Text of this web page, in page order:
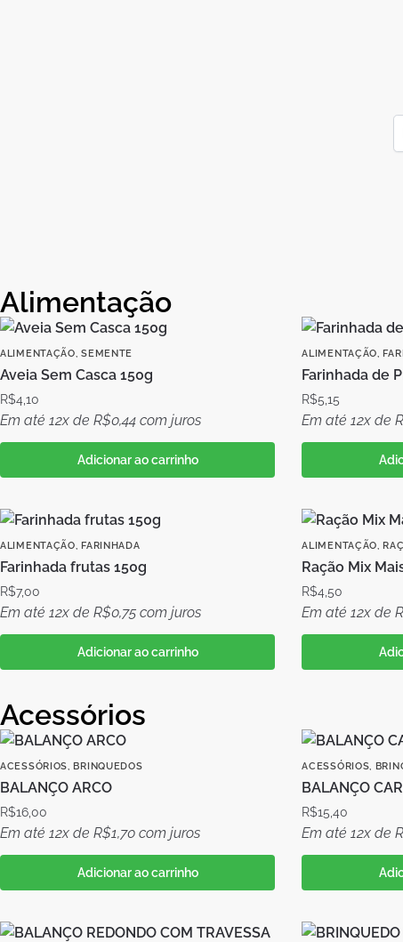
Alimentação
ALIMENTAÇÃO,SEMENTE
Aveia Sem Casca 150g
R$4,10
Em até 12x de R$0,44 com juros
Adicionar ao carrinho
ALIMENTAÇÃO,
Farinhada de
R$5,15
Em até 12x de
ALIMENTAÇÃO, FARINHADA
Farinhada frutas 150g
R$7,00
Em até 12x de R$0,75 com juros
Adicionar ao carrinho
ALIMENTAÇÃO,
Ração Mix
R$4,50
Em até 12x de
Acessórios
ACESSÓRIOS, BRINQUEDOS
BALANÇO ARCO
R$16,00
Em até 12x de R$1,70 com juros
Adicionar ao carrinho
ACESSÓRIOS,
BALANÇO
R$15,40
Em até 12x de